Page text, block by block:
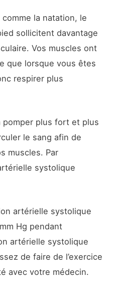
la natation, le
sollicitent davantage
Vos muscles ont
que lorsque vous êtes
respirer plus
plus fort et plus
le sang afin de
muscles. Par
systolique
artérielle systolique
Hg pendant
artérielle systolique
de faire de l’exercice
avec votre médecin.